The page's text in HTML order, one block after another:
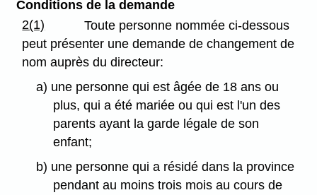
Conditions de la demande
2(1)
Toute personne nommée ci-dessous
peut présenter une demande de changement de
nom auprès du directeur:
a) une personne qui est âgée de 18 ans ou
plus, qui a été mariée ou qui est l'un des
parents ayant la garde légale de son
enfant;
b) une personne qui a résidé dans la province
pendant au moins trois mois au cours de